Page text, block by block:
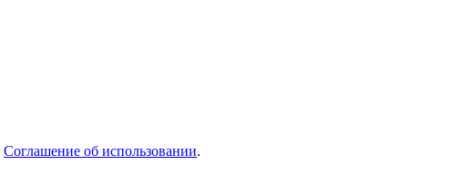
Соглашение об использовании.